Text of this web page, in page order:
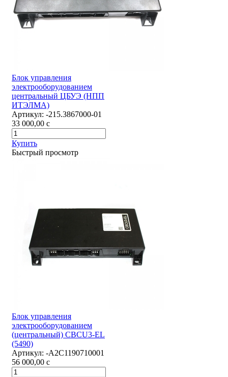
Блок управления
электрооборудованием
центральный ЦБУЭ (НПП
ИТЭЛМА)
Артикул: -215.3867000-01
33 000,00 c
Купить
Быстрый просмотр
Блок управления
электрооборудованием
(центральный) CBCU3-EL
(5490)
Артикул: -А2С1190710001
56 000,00 c